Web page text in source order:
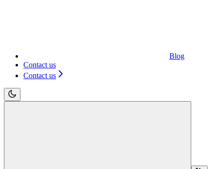
Blog
Contact us
Contact us